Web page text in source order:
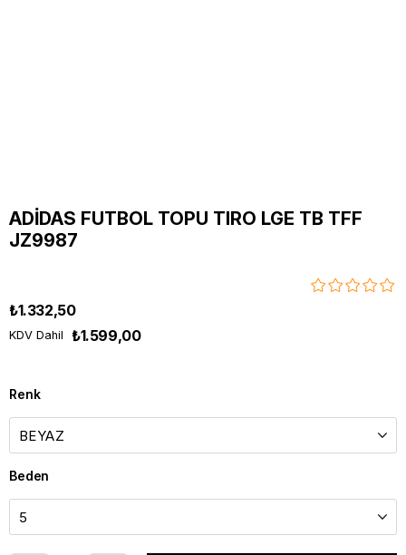
ADİDAS FUTBOL TOPU TIRO LGE TB TFF
JZ9987
₺1.332,50
KDV Dahil ₺1.599,00
Renk
Beden